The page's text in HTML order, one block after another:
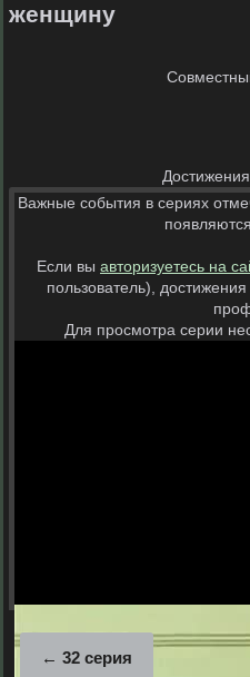
женщину
Достижения
Важные события в сериях
Если вы авторизуетесь на
пользователь),
Для просмотра серии
32 серия